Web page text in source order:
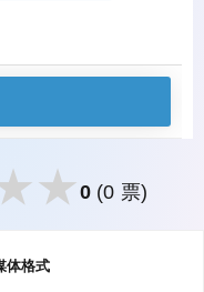
0 (0 票)
体格式